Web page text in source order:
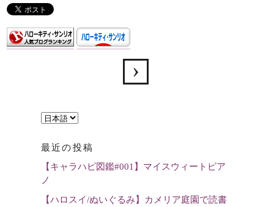
言
を
選
最近の投稿
【キャラハピ図鑑#001】マイスウィートピア
ノ
【ハロスイ/ぬいぐるみ】カメリア庭園で読書